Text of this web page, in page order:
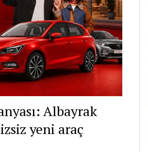
Albayrak
yeni araç